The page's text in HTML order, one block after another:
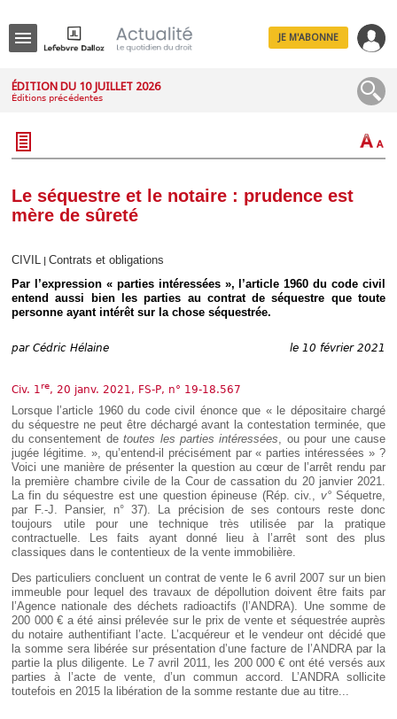
IT
JE M'ABONNE
ÉDITION DU 10 JUILLET 2026
Éditions précédentes
Le séquestre et le notaire : prudence est
mère de sûreté
CIVIL
Contrats et obligations
Par l’expression « parties intéressées », l’article 1960 du code civil
entend aussi bien les parties au contrat de séquestre que toute
personne ayant intérêt sur la chose séquestrée.
par Cédric Hélaine le 10 février 2021
Civ. 1 re, 20 janv. 2021, FS-P, n° 19-18.567
Lorsque l’article 1960 du code civil énonce que « le dépositaire chargé
du séquestre ne peut être déchargé avant la contestation terminée, que
du consentement detoutes les parties intéressées , ou pour une cause
jugée légitime. », qu’entend-il précisément par « parties intéressées » ?
Voici une manière de présenter la question au cœur de l’arrêt rendu par
la première chambre civile de la Cour de cassation du 20 janvier 2021.
La fin du séquestre est une question épineuse (Rép. civ., v°Séquetre,
par F.-J. Pansier, n° 37). La précision de ses contours reste donc
toujours utile pour une technique très utilisée par la pratique
contractuelle. Les faits ayant donné lieu à l’arrêt sont des plus
classiques dans le contentieux de la vente immobilière.
Des particuliers concluent un contrat de vente le 6 avril 2007 sur un bien
immeuble pour lequel des travaux de dépollution doivent être faits par
l’Agence nationale des déchets radioactifs (l’ANDRA). Une somme de
200 000 € a été ainsi prélevée sur le prix de vente et séquestrée auprès
du notaire authentifiant l’acte. L’acquéreur et le vendeur ont décidé que
la somme sera libérée sur présentation d’une facture de l’ANDRA par la
partie la plus diligente. Le 7 avril 2011, les 200 000 € ont été versés aux
parties à l’acte de vente, d’un commun accord. L’ANDRA sollicite
toutefois en 2015 la libération de la somme restante due au titre...